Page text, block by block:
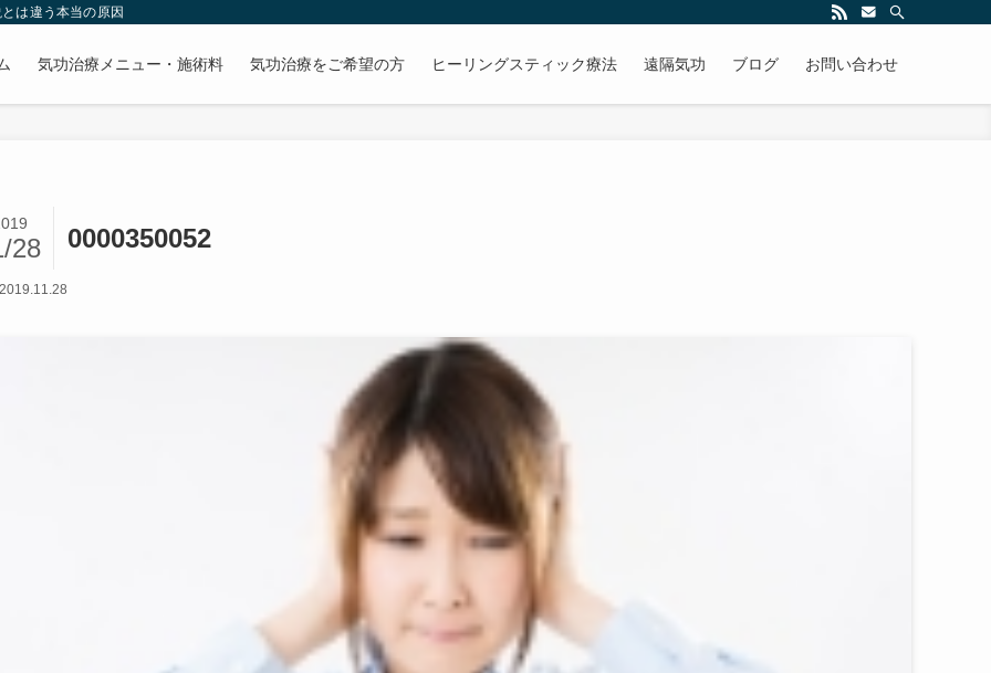
は違う本当の原因
気功治療メニュー・施術料 気功治療をご希望の方 ヒーリングスティック療法 遠隔気功 ブログ お問い合わせ
0000350052
28